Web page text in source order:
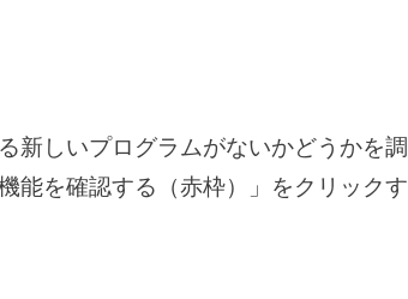
新しいプログラムがないかどうかを調
能を確認する（赤枠）」をクリックす